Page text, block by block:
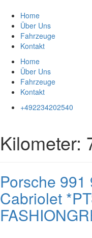
Inhalt
springen
Home
Über Uns
Fahrzeuge
Kontakt
Home
Über Uns
Fahrzeuge
Kontakt
+492234202540
Kilometer:
Porsche 991
Cabriolet